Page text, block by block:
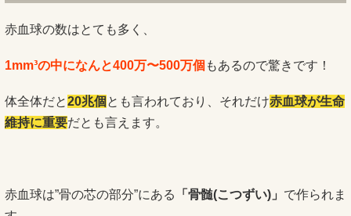
赤血球の数はとても多く、
1mm³の中になんと400万〜500万個 もあるので驚きです！
体全体だと20兆個 とも言われており、それだけ赤血球が生命
維持に重要だとも言えます。
赤血球は”骨の芯の部分”にある 「骨髄(こつずい)」 で作られま